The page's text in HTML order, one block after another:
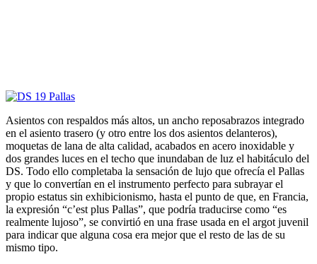
Asientos con respaldos más altos, un ancho reposabrazos integrado
en el asiento trasero (y otro entre los dos asientos delanteros),
moquetas de lana de alta calidad, acabados en acero inoxidable y
dos grandes luces en el techo que inundaban de luz el habitáculo del
DS. Todo ello completaba la sensación de lujo que ofrecía el Pallas
y que lo convertían en el instrumento perfecto para subrayar el
propio estatus sin exhibicionismo, hasta el punto de que, en Francia,
la expresión “c’est plus Pallas”, que podría traducirse como “es
realmente lujoso”, se convirtió en una frase usada en el argot juvenil
para indicar que alguna cosa era mejor que el resto de las de su
mismo tipo.